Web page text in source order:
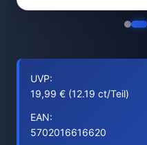
UVP:
19,99 € (12.19 ct/Teil)
EAN:
5702016616620